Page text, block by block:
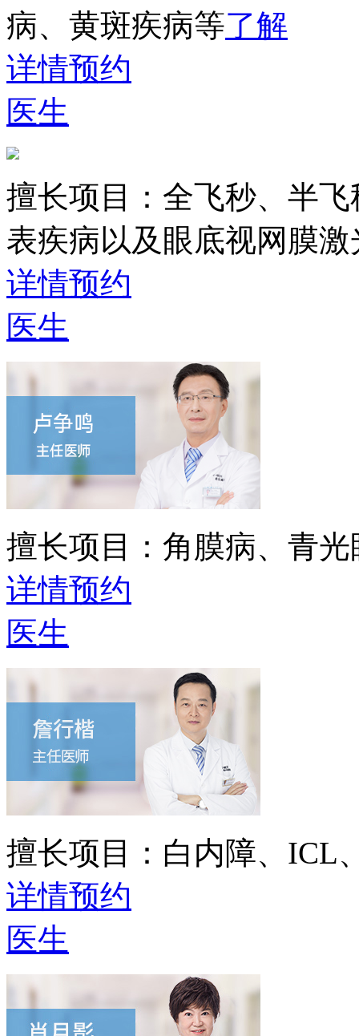
病、黄斑疾病等了解
详情预约
医生
擅长项目： 全飞秒、半
表疾病以及眼底视网膜激
详情预约
医生
擅长项目： 角膜病、青
详情预约
医生
擅长项目： 白内障、ICL
详情预约
医生